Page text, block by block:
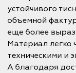
устойчивого
объемной
еще более
Материал легко
техническими и
А благодаря